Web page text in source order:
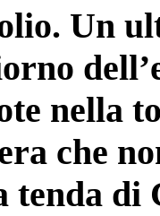
Un
nella
che
tenda di